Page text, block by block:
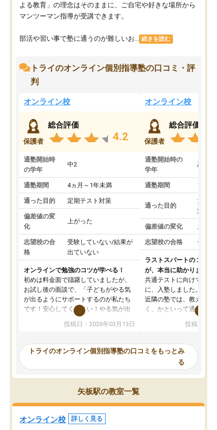
よる教育」の理念はそのままに、ご自宅や好きな場所から
マンツーマン指導が受講できます。
部活や習い事で塾に通うのが難しいお... 続きを読む
トライのオンライン個別指導塾の口コミ・評
判
オンライン校
保護者
総合評価
4.2
通塾開始時
の学年
中2
通塾期間 4ヵ月～1年未満
通った目的 定期テスト対策
偏差値の変
化
上がった
志望校の合
格
受験していない/結果が
出ていない
オンラインで勉強のコツが学べる！
初めは料金面で躊躇していましたが、
お試し後の面談で、「子どもがやる気
が出るようにサポートするのが私たち
です！安心してください！やる気が出
ないのは私たち講師の責任です」と言
ってくださり、確かに！と考えて、思
ったんですが、学生の先生から学ぶこ
み、徐々に成績が上がったらいいなと
思っていました。何が今足りないのか
を的確に指導いただき、子どももびっ
くりするほど楽しんでやる気を持って
塾を受けています。狙い通り、少しず
つ成績も上がり、苦手意識も無くなっ
てきたので、さらに苦手な数学も追加
投稿日：2026年03月13日
オンライン校
保護者
総合評価
通塾開始時の
学年
高3
通塾期間 1～3
通った目的
大学
対策
偏差値の変化 上が
志望校の合格 合格
ラストスパートの１か月
が、本当に助かりました
共通テストに向けての追
に、入塾しました。田舎
近隣の塾では、教えても
く、かといって通うには
可能なので本当に助か
らないところをピンポイ
頂いて、とてもわかり
していました。一生を
スト、多少お金がかかっ
投稿日：
トライのオンライン個別指導塾の口コミをもっとみ
る
矢板駅の教室一覧
オンライン校 詳しく見る